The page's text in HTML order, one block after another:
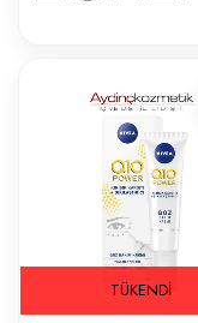
TÜKENDI